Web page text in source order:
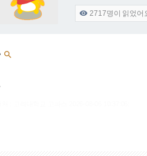
 2717명이 읽었어
